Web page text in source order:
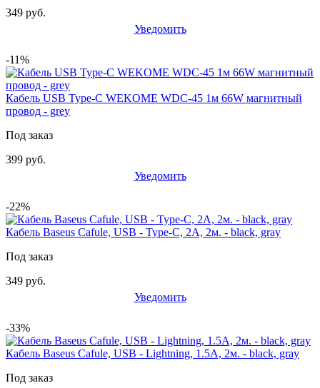
349 руб.
Уведомить
-11%
Кабель USB Type-C WEKOME WDC-45 1м 66W магнитный
провод - grey
Под заказ
399 руб.
Уведомить
-22%
Кабель Baseus Cafule, USB - Type-C, 2A, 2м. - black, gray
Под заказ
349 руб.
Уведомить
-33%
Кабель Baseus Cafule, USB - Lightning, 1.5А, 2м. - black, gray
Под заказ